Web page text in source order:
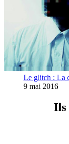
Le glitch : La
9 mai 2016
Ils